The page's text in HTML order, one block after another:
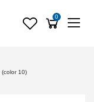
0
(color 10)